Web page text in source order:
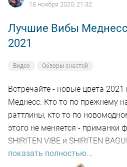
18 ноября 2020, 21:32
Лучшие Вибы
2021
Видео Обзоры снастей
Встречайте - новые цвета
Меднесс. Кто то по прежнему
раттлины, кто то по
этого не меняется - приманки
SHIRITEN VIBE и SHIRITEN
узнаваемые и самые
показать полностью...